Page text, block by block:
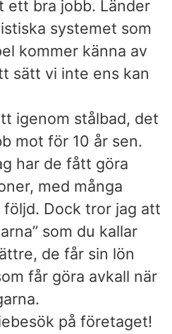
ett bra jobb. Länder
systemet som
kommer känna av
sätt vi inte ens kan
igenom stålbad, det
mot för 10 år sen.
har de fått göra
med många
Dock tror jag att
som du kallar
de får sin lön
får göra avkall när
på företaget!